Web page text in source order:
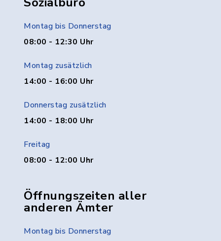
Montag bis Donnerstag
08:00 - 12:30 Uhr
Montag zusätzlich
14:00 - 16:00 Uhr
Donnerstag zusätzlich
14:00 - 18:00 Uhr
Freitag
08:00 - 12:00 Uhr
Öffnungszeiten aller
anderen Ämter
Montag bis Donnerstag